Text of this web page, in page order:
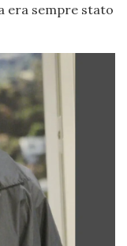
era sempre stato